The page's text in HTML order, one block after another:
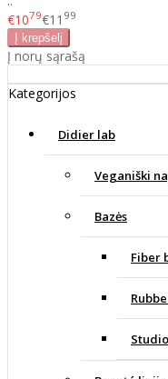
€1079€11 99
Į norų sąrašą
Kategorijos
Didier lab
Veganiški
Bazės
Fiber